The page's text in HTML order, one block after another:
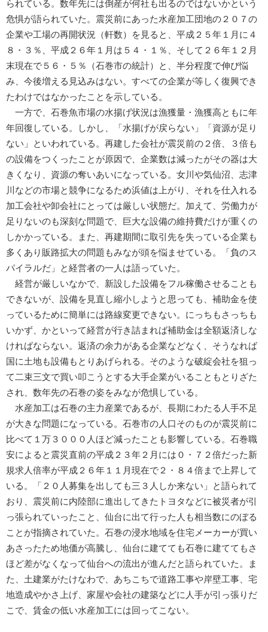
られている。数年先には倒産が何社も出るのではないかという
危惧が語られていた。震災前にあった水産加工団地の２０７の
企業や工場の再開状況（軒数）を見ると、平成２５年１月に４
８・３％、平成２６年１月は５４・１％、そして２６年１２月
末現在で５６・５％（石巻市の統計）と、半分程度で伸び悩
み、今後増える見込みはない。すべての企業が等しく復興でき
たわけではなかったことを示している。
一方で、石巻魚市場の水揚げ状況は漁獲量・漁獲高ともに年
年回復している。しかし、「水揚げが戻らない」「資源が足り
ない」といわれている。再建した会社が震災前の２倍、３倍も
の設備をつくったことが原因で、企業数は減ったがその器は大
きくなり、資源の奪いあいになっている。女川や気仙沼、志津
川などの市場と競争になるため浜値は上がり、それを仕入れる
加工会社や卸会社にとっては厳しい状態だ。加えて、労働力が
足りないのも深刻な問題で、巨大な設備の維持費だけが重くの
しかかっている。また、再建期間に取引先を失っている企業も
多くあり販路拡大の問題もみなが頭を悩ませている。「負のス
パイラルだ」と経営者の一人は語っていた。
経営が厳しいなかで、新設した設備をフル稼働させることも
できないが、設備を見直し縮小しようと思っても、補助金を使
っているために簡単には路線変更できない。にっちもさっちも
いかず、かといって経営が行き詰まれば補助金は全額返済しな
ければならない。返済の余力がある企業などなく、そうなれば
国に土地も設備もとりあげられる。そのような破綻会社を狙っ
て二束三文で買い叩こうとする大手企業がいることもとりざた
され、数年先の石巻の姿をみなが危惧している。
水産加工は石巻の主力産業であるが、長期にわたる人手不足
が大きな問題になっている。石巻市の人口そのものが震災前に
比べて１万３０００人ほど減ったことも影響している。石巻職
安によると震災直前の平成２３年２月には０・７２倍だった新
規求人倍率が平成２６年１１月現在で２・８４倍まで上昇して
いる。「２０人募集を出しても三３人しか来ない」と語られて
おり、震災前に内陸部に進出してきたトヨタなどに被災者が引
っ張られていったこと、仙台に出て行った人も相当数にのぼる
ことが指摘されていた。石巻の浸水地域を住宅メーカーが買い
あさったため地価が高騰し、仙台に建てても石巻に建ててもさ
ほど差がなくなって仙台への流出が進んだと語られていた。ま
た、土建業がたけなわで、あちこちで道路工事や岸壁工事、宅
地造成やかさ上げ、家屋や会社の建築などに人手が引っ張りだ
こで、賃金の低い水産加工には回ってこない。